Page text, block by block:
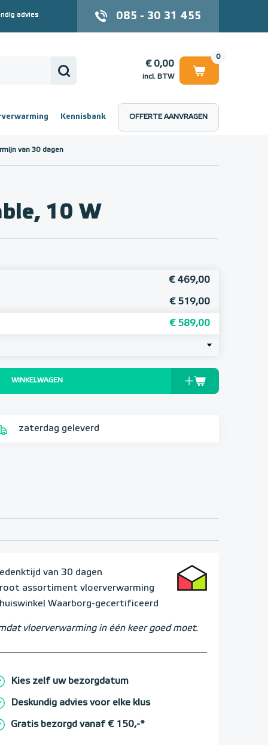
advies 085 - 30 31 455
0
€ 0,00
incl. BTW
€ 0,00
Kennisbank OFFERTE AANVRAGEN
van 30 dagen
10 W
€ 469,00
€ 519,00
€ 589,00
WINKELWAGEN
zaterdag geleverd
van 30 dagen
assortiment vloerverwarming
Waarborg-gecertificeerd
vloerverwarming in één keer goed moet.
Kies zelf uw bezorgdatum
Deskundig advies voor elke klus
Gratis bezorgd vanaf € 150,-*